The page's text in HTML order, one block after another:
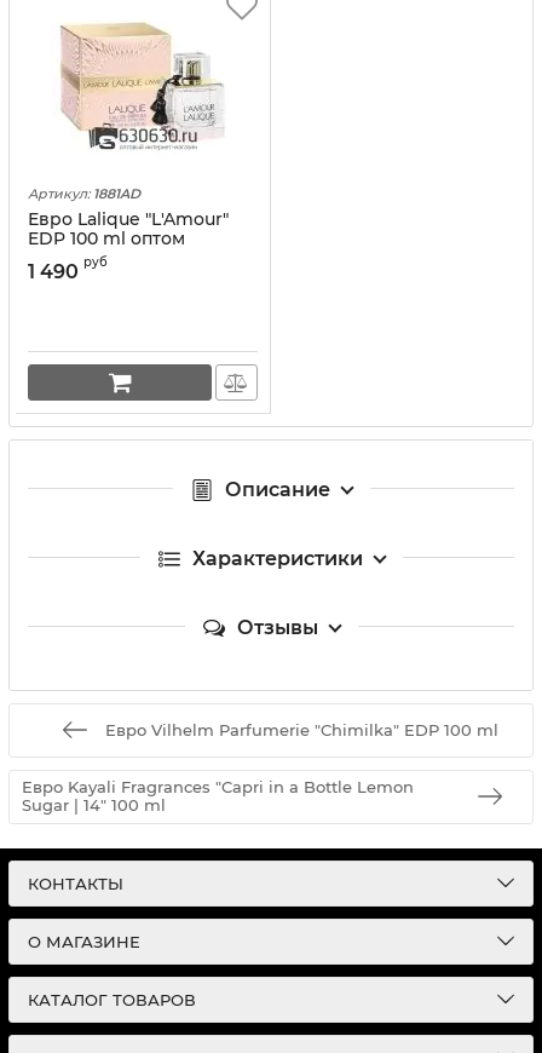
Артикул: 1881AD
Евро Lalique "L'Amour"
EDP 100 ml оптом
1 490 руб
Описание
Характеристики
Отзывы
Евро Vilhelm Parfumerie "Chimilka" EDP 100 ml
Евро Kayali Fragrances "Capri in a Bottle Lemon
Sugar | 14" 100 ml
КОНТАКТЫ
О МАГАЗИНЕ
КАТАЛОГ ТОВАРОВ